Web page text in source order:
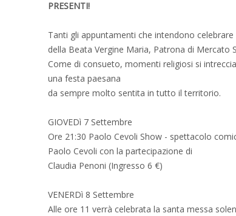
PRESENTI!
Tanti gli appuntamenti che intendono
della Beata Vergine Maria, Patrona di Mercato
Come di consueto, momenti religiosi si
una festa paesana
da sempre molto sentita in tutto il territorio.
GIOVEDì 7 Settembre
Ore 21:30 Paolo Cevoli Show - spettacolo
Paolo Cevoli con la partecipazione di
Claudia Penoni (Ingresso 6 €)
VENERDì 8 Settembre
Alle ore 11 verrà celebrata la santa messa